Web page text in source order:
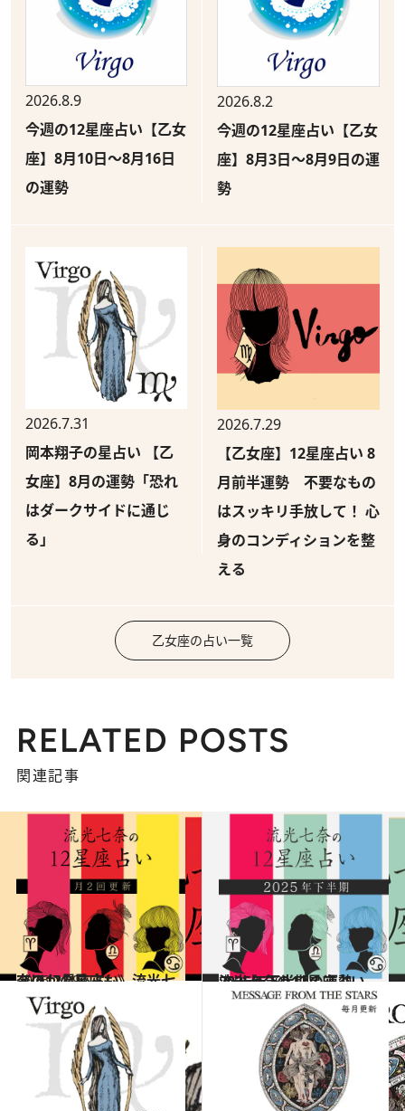
2026.8.9
今週の12星座占い【乙女
座】8月10日～8月16日
の運勢
2026.8.2
今週の12星座占い【乙女
座】8月3日～8月9日の運
勢
2026.7.31
岡本翔子の星占い 【乙
女座】8月の運勢「恐れ
はダークサイドに通じ
る」
2026.7.29
【乙女座】12星座占い 8
月前半運勢 不要なもの
はスッキリ手放して！ 心
身のコンディションを整
える
乙女座の占い一覧
RELATED POSTS
関連記事
2026.7.29
《ほかの星座も》流光七奈の12星座占い
占い 2025.6.29
流光七奈の12星座占い 2025年下半期の運勢
占い